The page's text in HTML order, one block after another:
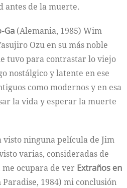
antes de la muerte.
Ga (Alemania, 1985) Wim
Ozu en su más noble
tuvo para contrastar lo viejo
nostálgico y latente en ese
como modernos y en esa
la vida y esperar la muerte
visto ninguna película de Jim
varias, consideradas de
ocupara de ver Extraños en
Paradise, 1984) mi conclusión